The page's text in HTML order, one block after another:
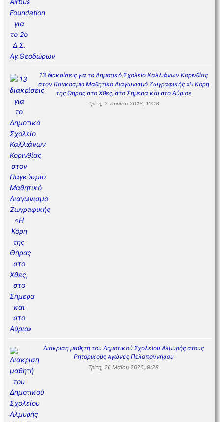
13 διακρίσεις για το Δημοτικό Σχολείο Καλλιάνων Κορινθίας
στον Παγκόσμιο Μαθητικό Διαγωνισμό Ζωγραφικής «Η Κόρη
της Θήρας στο Χθες, στο Σήμερα και στο Αύριο»
Τρίτη, 2 Ιουνίου 2026, 10:18
Διάκριση μαθητή του Δημοτικού Σχολείου Αλμυρής στους
Ρητορικούς Αγώνες Πελοποννήσου
Τρίτη, 26 Μαΐου 2026, 9:28